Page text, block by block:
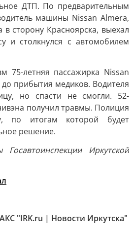
ДТП. По предварительным
машины Nissan Almera,
в сторону Красноярска, выехал
и столкнулся с автомобилем
75-летняя пассажирка Nissan
до прибытия медиков. Водителя
но спасти не смогли. 52-
получил травмы. Полиция
по итогам которой будет
решение.
Госавтоинспекции Иркутской
"IRK.ru | Новости Иркутска"